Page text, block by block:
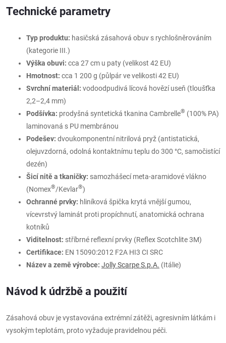
Technické parametry
Typ produktu: hasičská zásahová obuv s rychlošněrováním
(kategorie III.)
Výška obuvi: cca 27 cm u paty (velikost 42 EU)
Hmotnost: cca 1 200 g (půlpár ve velikosti 42 EU)
Svrchní materiál: vodoodpudivá lícová hovězí useň (tloušťka
2,2–2,4 mm)
Podšívka: prodyšná syntetická tkanina Cambrelle® (100% PA)
laminovaná s PU membránou
Podešev: dvoukomponentní nitrilová pryž (antistatická,
olejuvzdorná, odolná kontaktnímu teplu do 300 °C, samočistící
dezén)
Šicí nitě a tkaničky: samozhášecí meta-aramidové vlákno
(Nomex®/Kevlar®)
Ochranné prvky: hliníková špička krytá vnější gumou,
vícevrstvý laminát proti propíchnutí, anatomická ochrana
kotníků
Viditelnost: stříbrné reflexní prvky (Reflex Scotchlite 3M)
Certifikace: EN 15090:2012 F2A HI3 CI SRC
Název a země výrobce: Jolly Scarpe S.p.A. (Itálie)
Návod k údržbě a použití
Zásahová obuv je vystavována extrémní zátěži, agresivním látkám i
vysokým teplotám, proto vyžaduje pravidelnou péči.